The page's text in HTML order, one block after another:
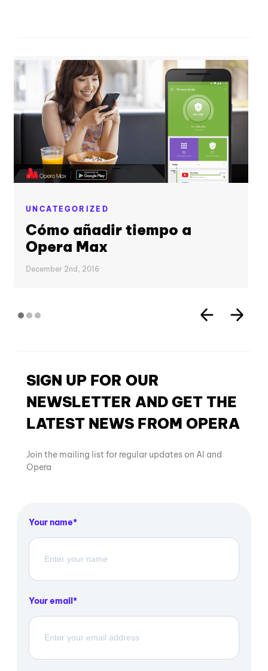
UNCATEGORIZED
Cómo añadir tiempo a
Opera Max
December 2nd, 2016
SIGN UP FOR OUR
NEWSLETTER AND GET THE
LATEST NEWS FROM OPERA
Join the mailing list for regular updates on AI and
Opera
Your name
Your email